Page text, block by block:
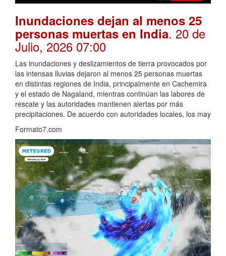
Inundaciones dejan al menos 25
personas muertas en India. 20 de
Julio, 2026 07:00
Las inundaciones y deslizamientos de tierra provocados por
las intensas lluvias dejaron al menos 25 personas muertas
en distintas regiones de India, principalmente en Cachemira
y el estado de Nagaland, mientras continúan las labores de
rescate y las autoridades mantienen alertas por más
precipitaciones. De acuerdo con autoridades locales, los may
Formato7.com